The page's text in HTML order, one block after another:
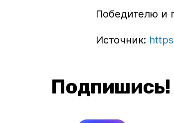
Победителю и
Источник:
Подпишись!